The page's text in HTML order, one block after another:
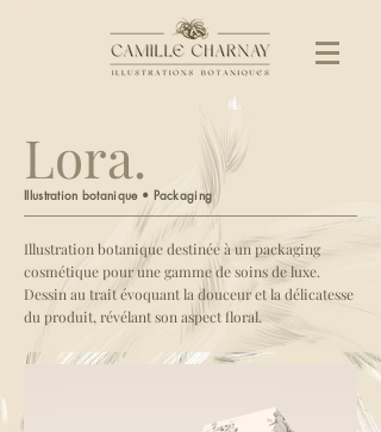
Lora.
Illustration botanique • Packaging
Illustration botanique destinée à un packaging
cosmétique pour une gamme de soins de luxe.
Dessin au trait évoquant la douceur et la délicatesse
du produit, révélant son aspect floral.